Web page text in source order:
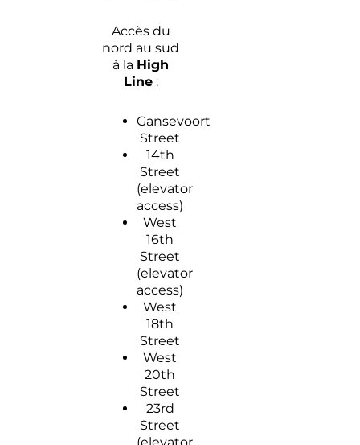
Accès du
nord au sud
à la High
Line:
Gansevoort
Street
14th
Street
(elevator
access)
West
16th
Street
(elevator
access)
West
18th
Street
West
20th
Street
23rd
Street